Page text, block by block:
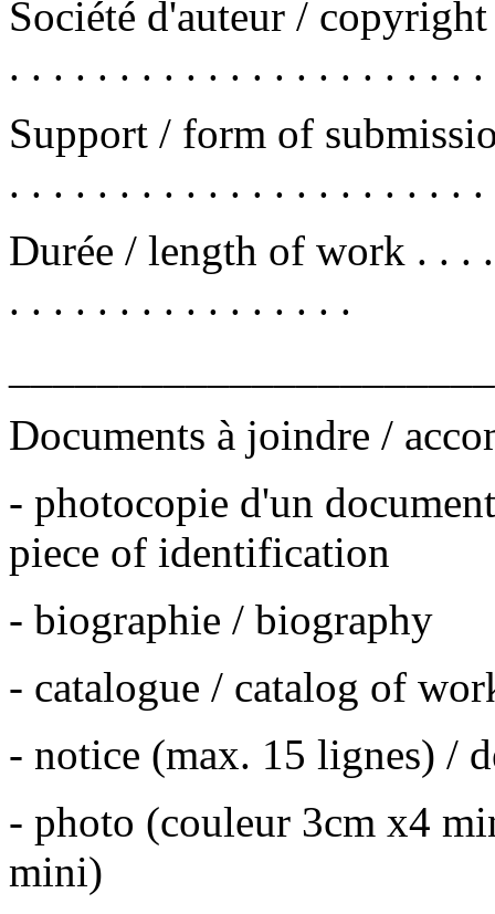
Société d'auteur /
. . . . . . . . . . . . . . . . . . . . . .
Support / form of
. . . . . . . . . . . . . . . . . . . . . .
Durée / length of work . . .
. . . . . . . . . . . . . . . .
Documents à joindre /
- photocopie d'un
piece of identification
- biographie / biography
- catalogue / catalog of
- notice (max. 15 lignes) /
- photo (couleur 3cm x4
mini)